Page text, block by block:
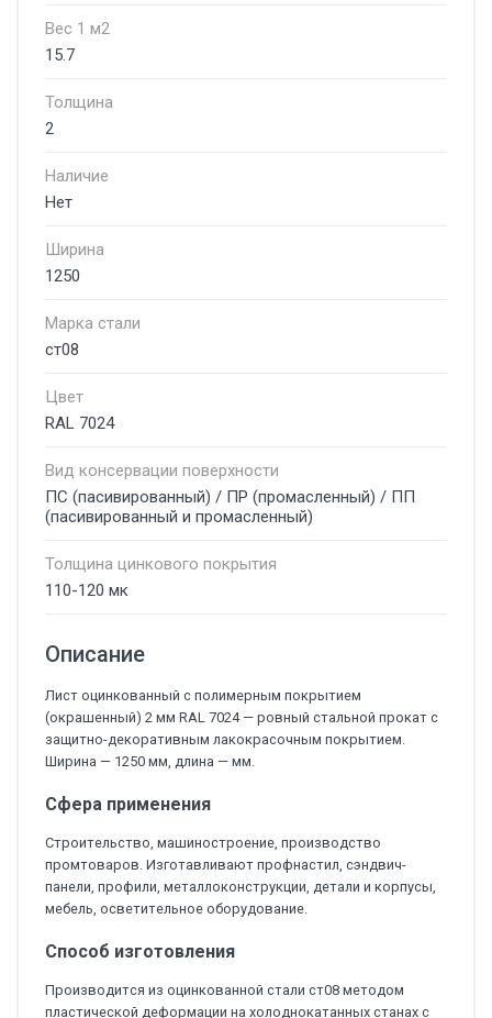
Вес 1 м2
15.7
Толщина
2
Наличие
Нет
Ширина
1250
Марка стали
ст08
Цвет
RAL 7024
Вид консервации поверхности
ПС (пасивированный) / ПР (промасленный) / ПП
(пасивированный и промасленный)
Толщина цинкового покрытия
110-120 мк
Описание
Лист оцинкованный с полимерным покрытием
(окрашенный) 2 мм RAL 7024 — ровный стальной прокат с
защитно-декоративным лакокрасочным покрытием.
Ширина — 1250 мм, длина — мм.
Сфера применения
Строительство, машиностроение, производство
промтоваров. Изготавливают профнастил, сэндвич-
панели, профили, металлоконструкции, детали и корпусы,
мебель, осветительное оборудование.
Способ изготовления
Производится из оцинкованной стали ст08 методом
пластической деформации на холоднокатанных станах с